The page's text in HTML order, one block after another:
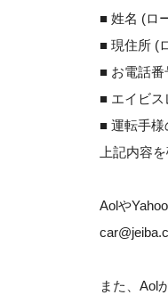
■ 姓名 (ロ
■ 現住所 (
■ お電話番
■ エイビ
■ 運転手
上記内容
Aolや
また、Aol